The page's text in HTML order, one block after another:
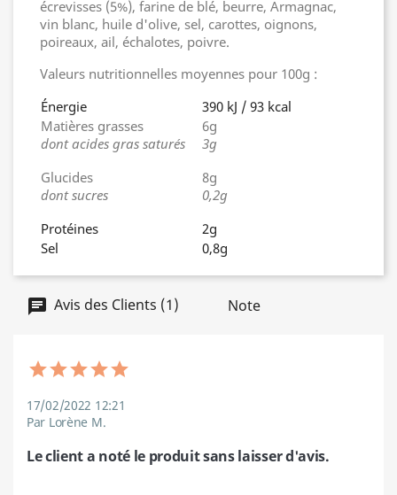
écrevisses (5%), farine de blé, beurre, Armagnac,
vin blanc, huile d'olive, sel, carottes, oignons,
poireaux, ail, échalotes, poivre.
Valeurs nutritionnelles moyennes pour 100g :
Énergie
390 kJ / 93 kcal
Matières grasses
dont acides gras saturés
6g
3g
Glucides
dont sucres
8g
0,2g
Protéines
2g
Sel
0,8g
Avis des Clients (1) Note
17/02/2022 12:21
Par Lorène M.
Le client a noté le produit sans laisser d'avis.